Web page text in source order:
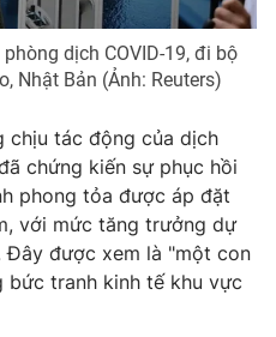
Thể thao
Tấm lòng Việt
mình bằng AI
dịch COVID-19, đi bộ
Nhật Bản (Ảnh: Reuters)
chịu tác động của dịch
chứng kiến sự phục hồi
phong tỏa được áp đặt
với mức tăng trưởng dự
Đây được xem là "một con
tranh kinh tế khu vực